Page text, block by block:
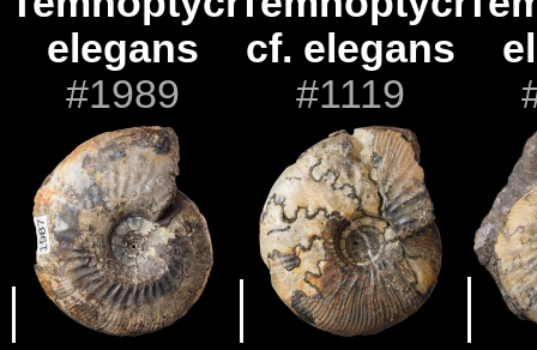
elegans
#1989
cf. elegans
#1119